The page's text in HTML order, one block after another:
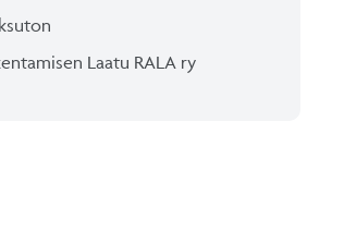
Laatu RALA ry